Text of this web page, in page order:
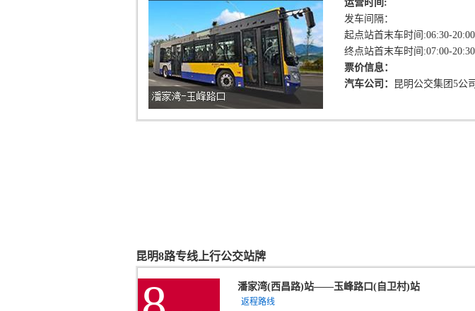
运营时间:
发车间隔：
起点站首末车时间:06:30-20:00
终点站首末车时间:07:00-20:30
票价信息：
汽车公司：
昆明公交集团5公司
昆明8路专线上行公交站牌
潘家湾(西昌路)站——玉峰路口(自卫村)站
返程路线